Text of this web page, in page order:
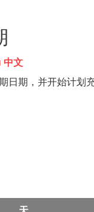
中文
日期，并开始计划